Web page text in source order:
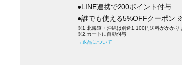
●LINE連携で200ポイント付与
●誰でも使える5%OFFクーポン
※1.北海道・沖縄は別途1,100円送料がかかり
※2.カートに自動付与
→返品について